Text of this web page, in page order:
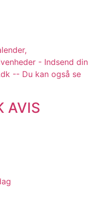
- Indsend din
-- Du kan også se
AVIS